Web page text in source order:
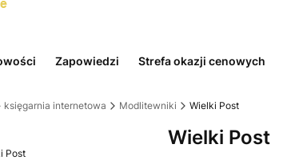
Zapowiedzi Strefa okazji cenowych
internetowa Modlitewniki Wielki Post
Post
Wielki Post